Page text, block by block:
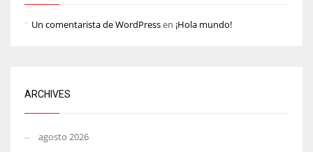
Un comentarista de WordPressen ¡Hola mundo!
ARCHIVES
agosto 2026